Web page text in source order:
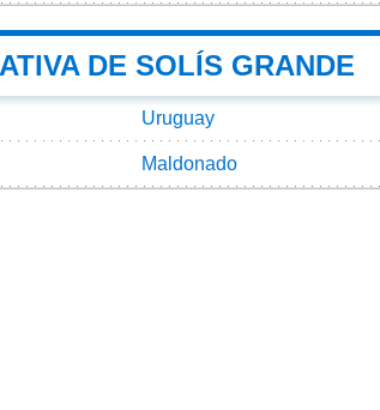
DE SOLÍS GRANDE
Uruguay
Maldonado